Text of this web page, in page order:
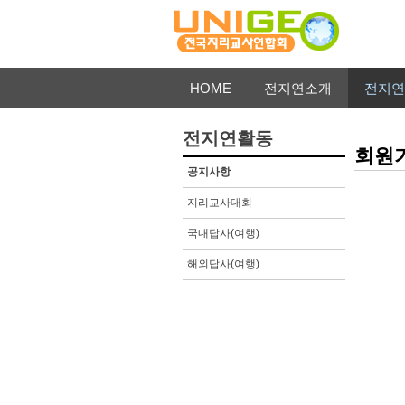
HOME 전지연소개 전지
전지연활동
공지사항
지리교사대회
국내답사(여행)
해외답사(여행)
회원